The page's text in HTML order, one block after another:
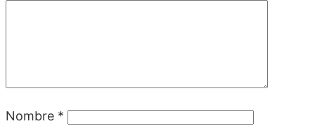
Nombre *